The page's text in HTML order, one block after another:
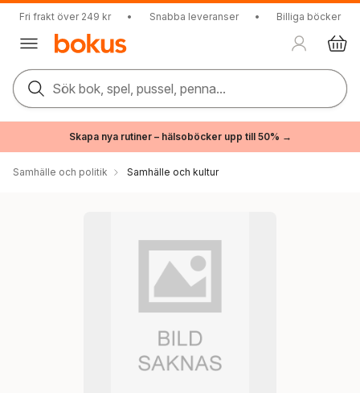
Fri frakt över 249 kr • Snabba leveranser • Billiga böcker
Sök bok, spel, pussel, penna...
Skapa nya rutiner – hälsoböcker upp till 50% →
Samhälle och politik Samhälle och kultur